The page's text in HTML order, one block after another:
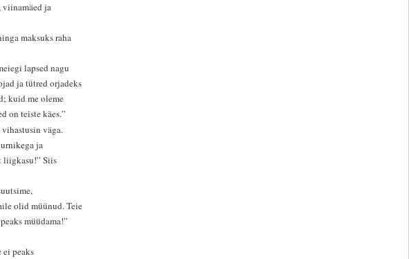
viinamäed ja
maksuks raha
lapsed nagu
ja tütred orjadeks
kuid me oleme
on teiste käes.”
väga.
ja
liigkasu!” Siis
olid müünud. Teie
müüdama!”
ei peaks